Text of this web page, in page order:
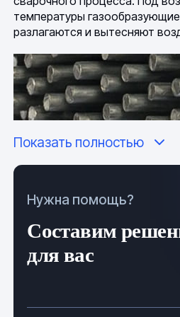
температуры
разлагаются и вытесняют
Виды
Показать полностью
Нужна помощь?
Составим
для вас